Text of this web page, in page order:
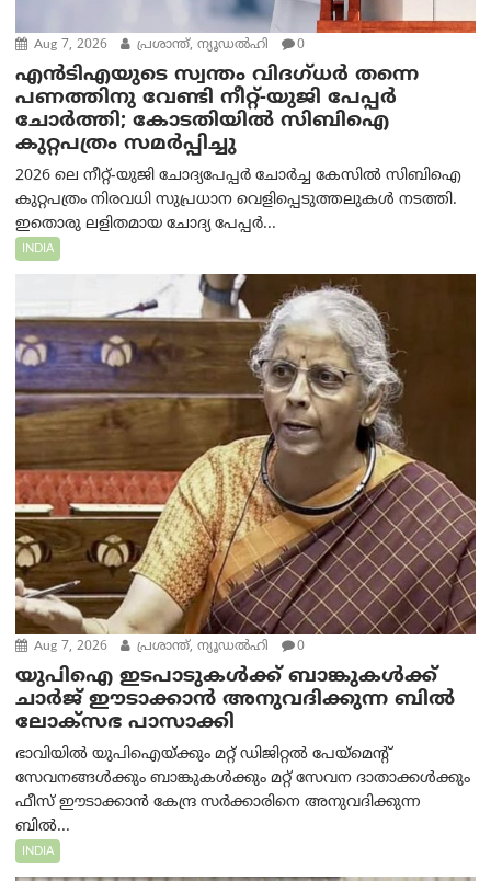
Aug 7, 2026 പ്രശാന്ത്, ന്യൂഡല്‍ഹി 0
എൻ‌ടി‌എയുടെ സ്വന്തം വിദഗ്ധർ തന്നെ
പണത്തിനു വേണ്ടി നീറ്റ്-യു‌ജി പേപ്പർ
ചോർത്തി; കോടതിയില്‍ സിബിഐ
കുറ്റപത്രം സമര്‍പ്പിച്ചു
2026 ലെ നീറ്റ്-യുജി ചോദ്യപേപ്പർ ചോർച്ച കേസിൽ സിബിഐ
കുറ്റപത്രം നിരവധി സുപ്രധാന വെളിപ്പെടുത്തലുകൾ നടത്തി.
ഇതൊരു ലളിതമായ ചോദ്യ പേപ്പർ...
INDIA
Aug 7, 2026 പ്രശാന്ത്, ന്യൂഡല്‍ഹി 0
യുപിഐ ഇടപാടുകൾക്ക് ബാങ്കുകൾക്ക്
ചാർജ് ഈടാക്കാൻ അനുവദിക്കുന്ന ബിൽ
ലോക്‌സഭ പാസാക്കി
ഭാവിയിൽ യുപിഐയ്ക്കും മറ്റ് ഡിജിറ്റൽ പേയ്‌മെന്റ്
സേവനങ്ങൾക്കും ബാങ്കുകൾക്കും മറ്റ് സേവന ദാതാക്കൾക്കും
ഫീസ് ഈടാക്കാൻ കേന്ദ്ര സർക്കാരിനെ അനുവദിക്കുന്ന
ബിൽ...
INDIA